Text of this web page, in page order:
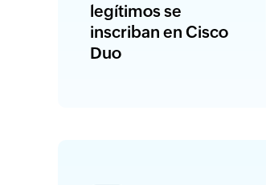
legítimos se
inscriban en Cisco
Duo